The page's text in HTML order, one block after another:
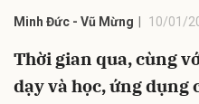
Minh Đức - Vũ Mừng 10/01/
Thời gian qua, cùng
dạy và học, ứng dụng